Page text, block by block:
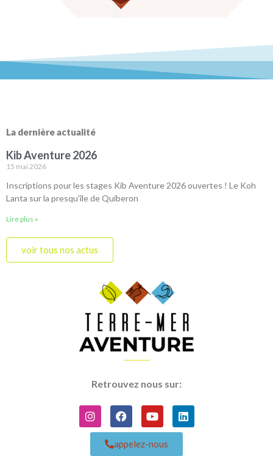
La dernière actualité
Kib Aventure 2026
15 mai 2026
Inscriptions pour les stages Kib Aventure 2026 ouvertes ! Le Koh
Lanta sur la presqu’île de Quiberon
Lire plus »
voir tous nos actus
Retrouvez nous sur:
appelez-nous